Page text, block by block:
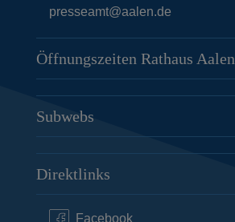
presseamt@aalen.de
Öffnungszeiten Rathaus Aalen
Subwebs
Direktlinks
Facebook